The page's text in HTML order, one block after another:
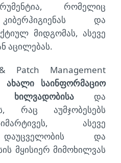
რომელიც
და
მიდგომას, ასევე
აცილებას.
Patch Management
ახალი საინფორმაციო
და
რაც აუმჯობესებს
ასევე
და
მყისიერ მიმოხილვას